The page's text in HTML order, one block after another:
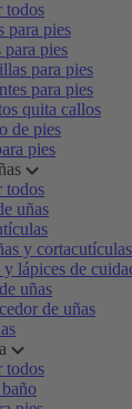
todos
para pies
para pies
para pies
para pies
quita callos
de pies
pies
todos
uñas
y cortacutículas
y lápices de
uñas
de uñas
todos
baño